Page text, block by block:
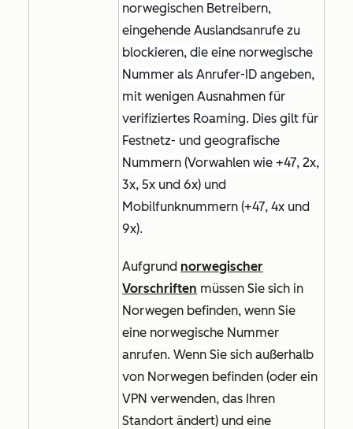
norwegischen Betreibern,
eingehende Auslandsanrufe zu
blockieren, die eine norwegische
Nummer als Anrufer-ID angeben,
mit wenigen Ausnahmen für
verifiziertes Roaming. Dies gilt für
Festnetz- und geografische
Nummern (Vorwahlen wie +47, 2x,
3x, 5x und 6x) und
Mobilfunknummern (+47, 4x und
9x).
Aufgrund norwegischer
Vorschriften müssen Sie sich in
Norwegen befinden, wenn Sie
eine norwegische Nummer
anrufen. Wenn Sie sich außerhalb
von Norwegen befinden (oder ein
VPN verwenden, das Ihren
Standort ändert) und eine